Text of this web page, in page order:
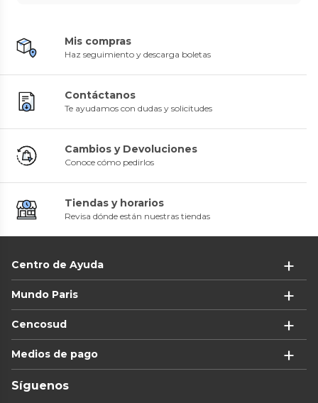
Mis compras
Haz seguimiento y descarga boletas
Contáctanos
Te ayudamos con dudas y solicitudes
Cambios y Devoluciones
Conoce cómo pedirlos
Tiendas y horarios
Revisa dónde están nuestras tiendas
Centro de Ayuda
Mundo Paris
Cencosud
Medios de pago
Síguenos